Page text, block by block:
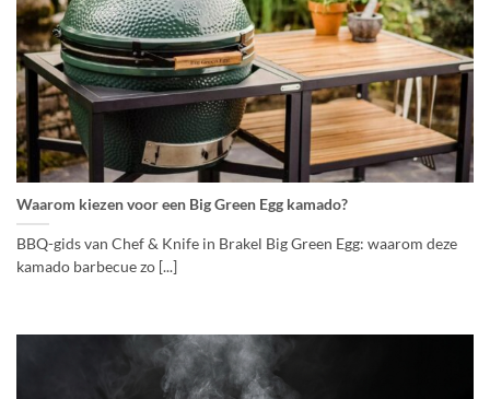
Waarom kiezen voor een Big Green Egg kamado?
BBQ-gids van Chef & Knife in Brakel Big Green Egg: waarom deze
kamado barbecue zo [...]